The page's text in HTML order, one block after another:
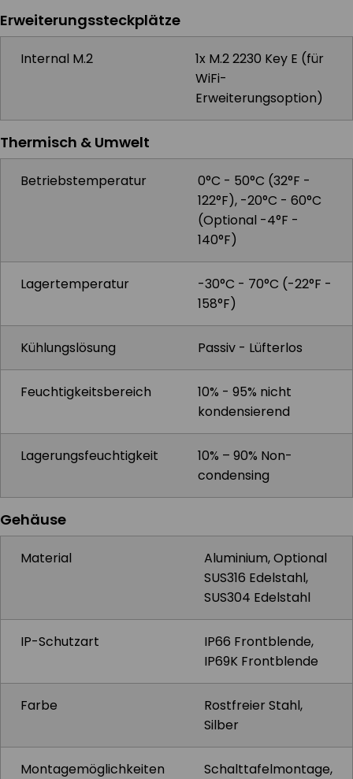
Erweiterungssteckplätze
Internal M.2
1x M.2 2230 Key E (für
WiFi-
Erweiterungsoption)
Thermisch & Umwelt
Betriebstemperatur
0°C - 50°C (32°F -
122°F), -20°C - 60°C
(Optional -4°F -
140°F)
Lagertemperatur
-30°C - 70°C (-22°F -
158°F)
Kühlungslösung Passiv - Lüfterlos
Feuchtigkeitsbereich
10% - 95% nicht
kondensierend
Lagerungsfeuchtigkeit
10% – 90% Non-
condensing
Gehäuse
Material
Aluminium, Optional
SUS316 Edelstahl,
SUS304 Edelstahl
IP-Schutzart
IP66 Frontblende,
IP69K Frontblende
Farbe
Rostfreier Stahl,
Silber
Montagemöglichkeiten
Schalttafelmontage,